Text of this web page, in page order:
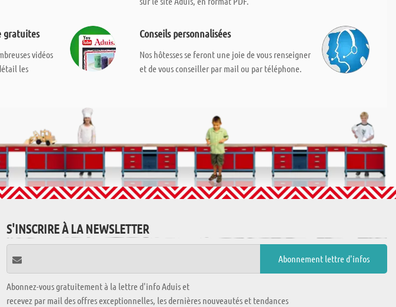
gratuites
vidéos
les
Conseils personnalisées
Nos hôtesses se feront une joie de vous renseigner
et de vous conseiller par mail ou par téléphone.
S'INSCRIRE À LA NEWSLETTER
Abonnez-vous gratuitement à la lettre d'info Aduis et
recevez par mail des offres exceptionnelles, les dernières nouveautés et tendances